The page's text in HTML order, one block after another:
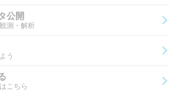
公開
測・解析
う
こちら